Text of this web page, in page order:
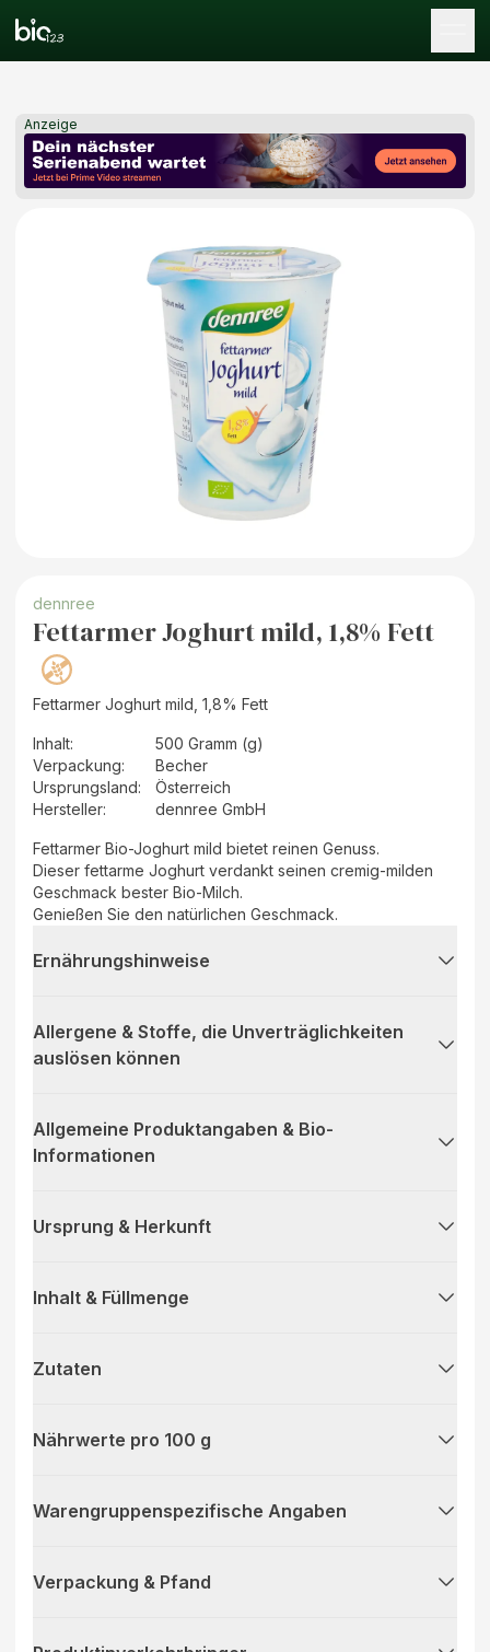
Anzeige
dennree
Fettarmer Joghurt mild, 1,8% Fett
Fettarmer Joghurt mild, 1,8% Fett
Inhalt:
500 Gramm (g)
Verpackung:
Becher
Ursprungsland:
Österreich
Hersteller: dennree GmbH
Fettarmer Bio-Joghurt mild bietet reinen Genuss.
Dieser fettarme Joghurt verdankt seinen cremig-milden
Geschmack bester Bio-Milch.
Genießen Sie den natürlichen Geschmack.
Ernährungshinweise
Allergene & Stoffe, die Unverträglichkeiten
auslösen können
Allgemeine Produktangaben & Bio-
Informationen
Ursprung & Herkunft
Inhalt & Füllmenge
Zutaten
Nährwerte pro 100 g
Warengruppenspezifische Angaben
Verpackung & Pfand